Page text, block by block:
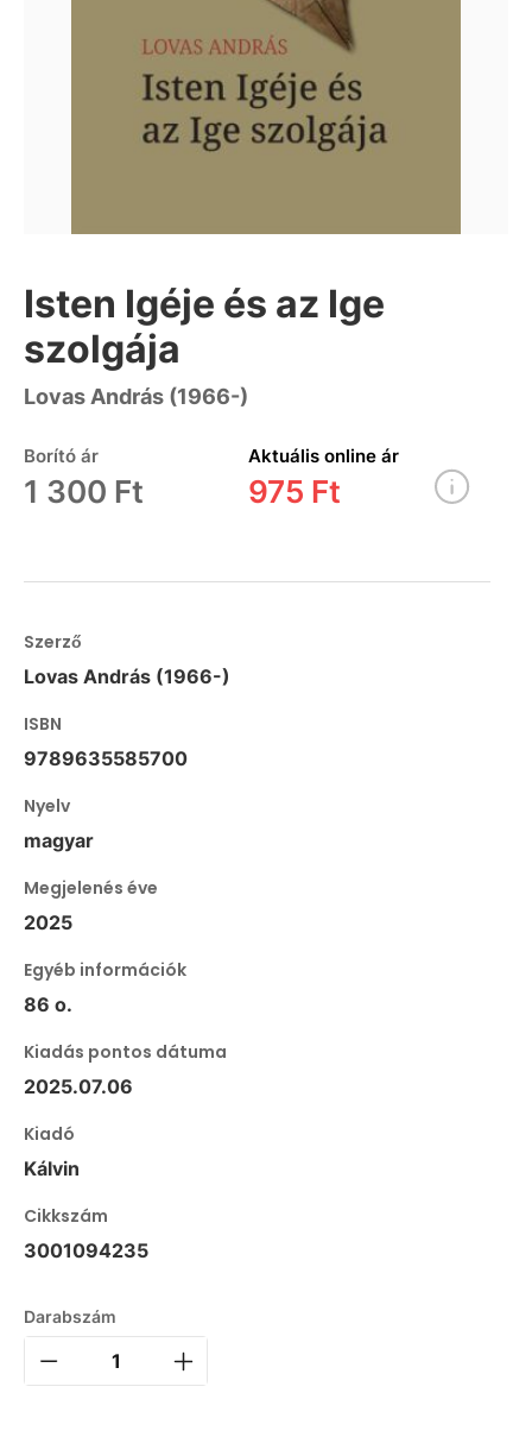
Isten Igéje és az Ige
szolgája
Lovas András (1966-)
Borító ár
1 300 Ft
Aktuális online ár
975 Ft
Szerző
Lovas András (1966-)
ISBN
9789635585700
Nyelv
magyar
Megjelenés éve
2025
Egyéb információk
86 o.
Kiadás pontos dátuma
2025.07.06
Kiadó
Kálvin
Cikkszám
3001094235
Darabszám